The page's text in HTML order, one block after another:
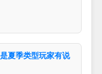
夏季类型玩家有说